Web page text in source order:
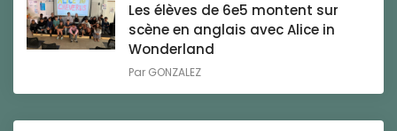
Les élèves de 6e5 montent sur
scène en anglais avec Alice in
Wonderland
Par GONZALEZ